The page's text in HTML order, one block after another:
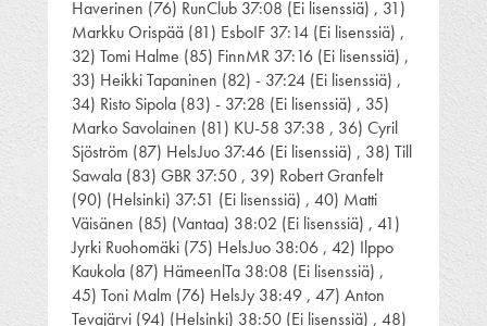
Haverinen (76) RunClub 37:08 (Ei lisenssiä) , 31)
Markku Orispää (81) EsboIF 37:14 (Ei lisenssiä) ,
32) Tomi Halme (85) FinnMR 37:16 (Ei lisenssiä) ,
33) Heikki Tapaninen (82) - 37:24 (Ei lisenssiä) ,
34) Risto Sipola (83) - 37:28 (Ei lisenssiä) , 35)
Marko Savolainen (81) KU-58 37:38 , 36) Cyril
Sjöström (87) HelsJuo 37:46 (Ei lisenssiä) , 38) Till
Sawala (83) GBR 37:50 , 39) Robert Granfelt
(90) (Helsinki) 37:51 (Ei lisenssiä) , 40) Matti
Väisänen (85) (Vantaa) 38:02 (Ei lisenssiä) , 41)
Jyrki Ruohomäki (75) HelsJuo 38:06 , 42) Ilppo
Kaukola (87) HämeenlTa 38:08 (Ei lisenssiä) ,
45) Toni Malm (76) HelsJy 38:49 , 47) Anton
Tevajärvi (94) (Helsinki) 38:50 (Ei lisenssiä) , 48)